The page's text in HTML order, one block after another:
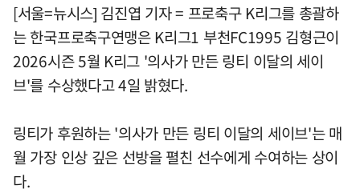
[서울=뉴시스] 김진엽 기자 = 프로축구 K리그를 총괄하
는 한국프로축구연맹은 K리그1 부천FC1995 김형근이
2026시즌 5월 K리그 '의사가 만든 링티 이달의 세이
브'를 수상했다고 4일 밝혔다.
링티가 후원하는 '의사가 만든 링티 이달의 세이브'는 매
월 가장 인상 깊은 선방을 펼친 선수에게 수여하는 상이
다.